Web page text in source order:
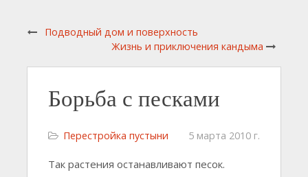
Подводный дом и поверхность
Жизнь и приключения кандыма
Борьба с песками
Перестройка пустыни 5 марта 2010 г.
Так растения останавливают песок.